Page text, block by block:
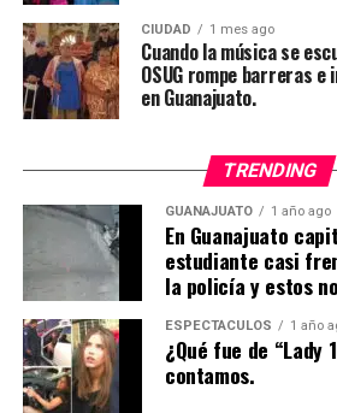
CIUDAD 1 mes ago
Cuando la música se
OSUG rompe barreras e
en Guanajuato.
TRENDING
GUANAJUATO 1 año ago
En Guanajuato
estudiante casi
la policía y estos
ESPECTÁCULOS 1 año
¿Qué fue de “Lady
contamos.